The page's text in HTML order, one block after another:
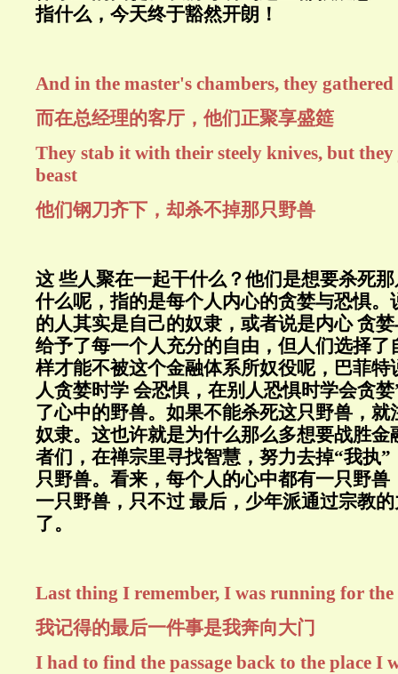
指什么，今天终于豁然开朗！
And in the master's chambers, they
而在总经理的客厅，他们正聚享盛筵
They stab it with their steely knives, but
beast
他们钢刀齐下，却杀不掉那只野兽
这 些人聚在一起干什么？他们是想要杀死
什么呢，指的是每个人内心的贪婪与恐惧。
的人其实是自己的奴隶，或者说是内心 贪
给予了每一个人充分的自由，但人们选择了
样才能不被这个金融体系所奴役呢，巴菲特
人贪婪时学 会恐惧，在别人恐惧时学会贪
了心中的野兽。如果不能杀死这只野兽，就
奴隶。这也许就是为什么那么多想要战胜金
者们，在禅宗里寻找智慧，努力去掉“我执
只野兽。看来，每个人的心中都有一只野
一只野兽，只不过 最后，少年派通过宗教
了。
Last thing I remember, I was running for
我记得的最后一件事是我奔向大门
I had to find the passage back to the place I